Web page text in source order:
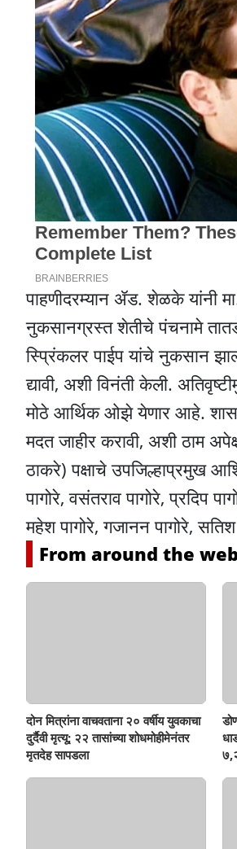
पाहणीदरम्यान ॲड. शेळके यांनी
नुकसानग्रस्त शेतीचे पंचनामे
स्प्रिंकलर पाईप यांचे नुकसान
द्यावी, अशी विनंती केली.
मोठे आर्थिक ओझे येणार आहे.
मदत जाहीर करावी, अशी ठाम
ठाकरे) पक्षाचे उपजिल्हाप्रमुख
पागोरे, वसंतराव पागोरे, प्रदिप
महेश पागोरे, गजानन पागोरे,
From around the
दोन मित्रांना वाचवताना २० वर्षीय युवकाचा
दुर्दैवी मृत्यू; २२ तासांच्या शोधमोहीमेनंतर
मृतदेह सापडला